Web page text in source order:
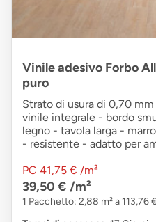
Vinile adesivo Forbo
puro
Strato di usura di 0,70
vinile integrale - bordo
legno - tavola larga -
- resistente - adatto per
PC 41,75 € /m²
39,50 € /m²
1 Pacchetto: 2,88 m² a 113,76